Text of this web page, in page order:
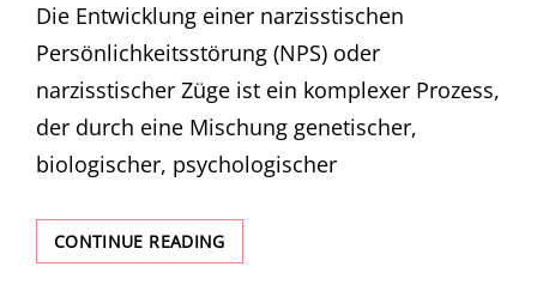
Die Entwicklung einer narzisstischen
Persönlichkeitsstörung (NPS) oder
narzisstischer Züge ist ein komplexer Prozess,
der durch eine Mischung genetischer,
biologischer, psychologischer
CONTINUE READINGURSACHEN
FÜR